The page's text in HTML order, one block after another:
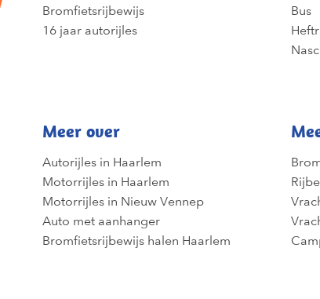
Bromfietsrijbewijs
16 jaar autorijles
Bus
Meer over
Autorijles in Haarlem
Motorrijles in Haarlem
Motorrijles in Nieuw Vennep
Auto met aanhanger
Bromfietsrijbewijs halen Haarlem